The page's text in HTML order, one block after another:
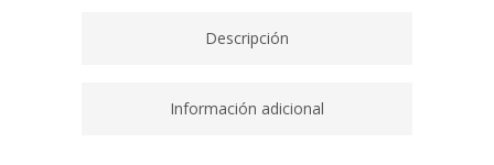
Descripción
Información adicional